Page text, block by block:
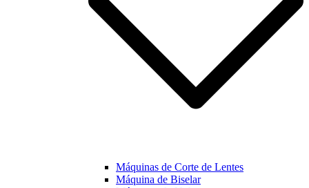
Máquinas de Corte de Lentes
Máquina de Biselar